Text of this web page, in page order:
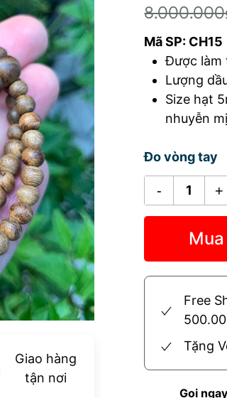
Giao hàng
tận nơi
8.000.000
Mã SP: CH15
Được làm
Lượng
Size hạt
nhuyễn
Đo vòng tay
Trầm
Hương
Hạt
CH15
lượng
Free
Tặng
Gọi ngay